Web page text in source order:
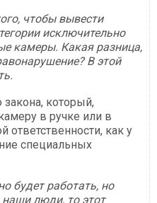
чтобы вывести
исключительно
камеры. Какая разница,
В этой
закона, который,
в ручке или в
ответственности, как у
специальных
будет работать, но
наши люди, то этот